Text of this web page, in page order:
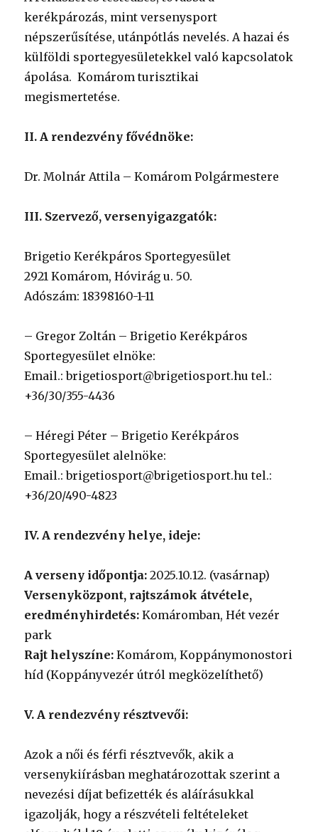
kerékpározás, mint versenysport
népszerűsítése, utánpótlás nevelés. A hazai és
külföldi sportegyesületekkel való kapcsolatok
ápolása. Komárom turisztikai
megismertetése.
II. A rendezvény fővédnöke:
Dr. Molnár Attila – Komárom Polgármestere
III. Szervező, versenyigazgatók:
Brigetio Kerékpáros Sportegyesület
2921 Komárom, Hóvirág u. 50.
Adószám: 18398160-1-11
– Gregor Zoltán – Brigetio Kerékpáros
Sportegyesület elnöke:
Email.: brigetiosport@brigetiosport.hu tel.:
+36/30/355-4436
– Héregi Péter – Brigetio Kerékpáros
Sportegyesület alelnöke:
Email.: brigetiosport@brigetiosport.hu tel.:
+36/20/490-4823
IV. A rendezvény helye, ideje:
A verseny időpontja: 2025.10.12. (vasárnap)
Versenyközpont, rajtszámok átvétele,
eredményhirdetés: Komáromban, Hét vezér
park
Rajt helyszíne: Komárom, Koppánymonostori
híd (Koppányvezér útról megközelíthető)
V. A rendezvény résztvevői:
Azok a női és férfi résztvevők, akik a
versenykiírásban meghatározottak szerint a
nevezési díjat befizették és aláírásukkal
igazolják, hogy a részvételi feltételeket